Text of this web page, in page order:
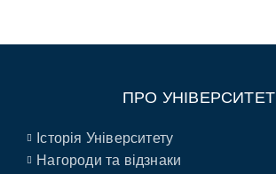
ПРО УНІВЕРСИТЕТ
Історія Університету
Нагороди та відзнаки